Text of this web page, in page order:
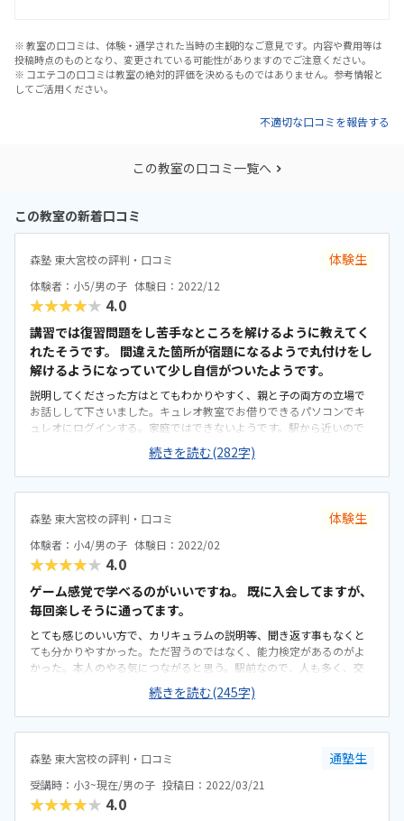
※ 教室の口コミは、体験・通学された当時の主観的なご意見です。内容や費用等は
投稿時点のものとなり、変更されている可能性がありますのでご注意ください。
※ コエテコの口コミは教室の絶対的評価を決めるものではありません。参考情報と
してご活用ください。
不適切な口コミを報告する
この教室の口コミ一覧へ
この教室の新着口コミ
森塾 東大宮校の評判・口コミ 体験生
体験者：小5/男の子 体験日：2022/12
★★★★★ 4.0
講習では復習問題をし苦手なところを解けるように教えてく
れたそうです。 間違えた箇所が宿題になるようで丸付けをし
解けるようになっていて少し自信がついたようです。
説明してくださった方はとてもわかりやすく、親と子の両方の立場で
お話しして下さいました。キュレオ教室でお借りできるパソコンでキ
ュレオにログインする。家庭ではできないようです。駅から近いので
電車ではとても便利ですが駐輪場や駐車場は無いので小学生には少し
不便に感じました。先生1人に生徒2人で、2人の間に先生が入り両サイ
ドを見る感じです。相手を教えている時は少し待つようです。他の教科
に比べてプログラミングは少し高めです。他の教科との割引も受けら
た。それぞれの科目で体験できるそうです。テキスト代はかかります。
続きを読む(282字)
森塾 東大宮校の評判・口コミ 体験生
体験者：小4/男の子 体験日：2022/02
★★★★★ 4.0
ゲーム感覚で学べるのがいいですね。 既に入会してますが、
毎回楽しそうに通ってます。
とても感じのいい方で、カリキュラムの説明等、聞き返す事もなくと
ても分かりやすかった。ただ習うのではなく、能力検定があるのがよ
かった。本人のやる気につながると思う。駅前なので、人も多く、交
番もあるので、治安面では助かる。また、1人でも安心して通わせれ
る。子供と同じぐらいの子から、中学生になるぐらいの子達が一生懸
命勉強してて、いい刺激になれば...と思った。他にも習い事をさせてま
すが、どこも同じ様な価格設定なので、こんなものかなぁ...とほんの何
続きを読む(245字)
森塾 東大宮校の評判・口コミ 通塾生
受講時：小3~現在/男の子 投稿日：2022/03/21
★★★★★ 4.0